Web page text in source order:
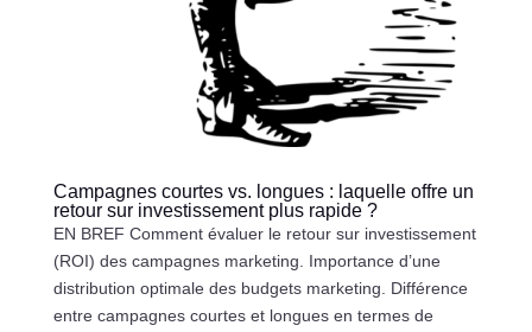
Campagnes courtes vs. longues : laquelle offre un
retour sur investissement plus rapide ?
EN BREF Comment évaluer le retour sur investissement
(ROI) des campagnes marketing. Importance d’une
distribution optimale des budgets marketing. Différence
entre campagnes courtes et longues en termes de